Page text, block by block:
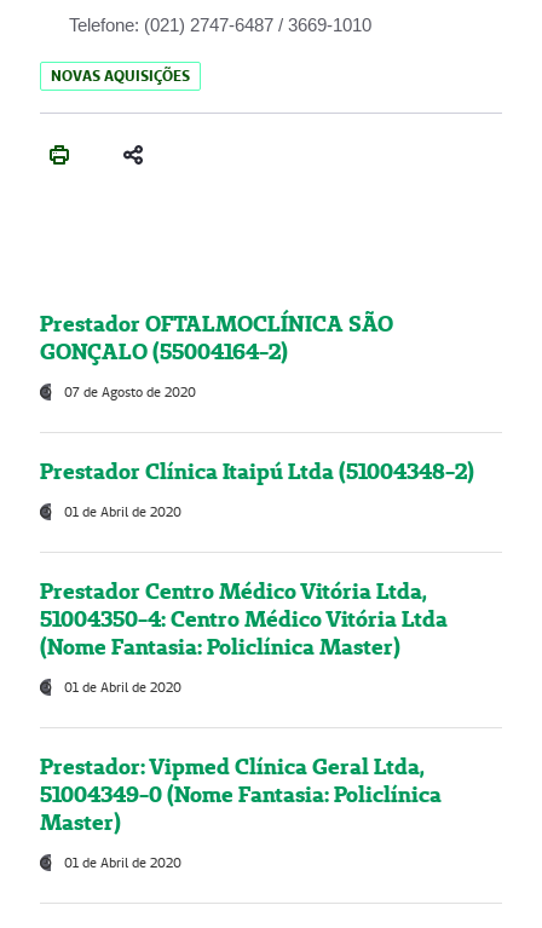
Telefone: (021) 2747-6487 / 3669-1010
NOVAS AQUISIÇÕES
Prestador OFTALMOCLÍNICA SÃO
GONÇALO (55004164-2)
07 de Agosto de 2020
Prestador Clínica Itaipú Ltda (51004348-2)
01 de Abril de 2020
Prestador Centro Médico Vitória Ltda,
51004350-4: Centro Médico Vitória Ltda
(Nome Fantasia: Policlínica Master)
01 de Abril de 2020
Prestador: Vipmed Clínica Geral Ltda,
51004349-0 (Nome Fantasia: Policlínica
Master)
01 de Abril de 2020